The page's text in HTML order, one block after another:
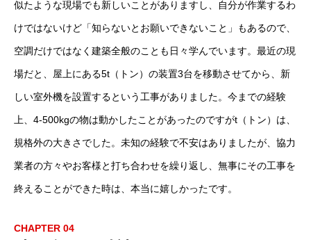
COMPANY
BUSINESS
似たような現場でも新しいことがありますし、自分が作業するわ
けではないけど「知らないとお願いできないこと」もあるので、
空調だけではなく建築全般のことも日々学んでいます。最近の現
場だと、屋上にある5t（トン）の装置3台を移動させてから、新
しい室外機を設置するという工事がありました。今までの経験
上、4-500kgの物は動かしたことがあったのですがt（トン）は、
規格外の大きさでした。未知の経験で不安はありましたが、協力
業者の方々やお客様と打ち合わせを繰り返し、無事にその工事を
終えることができた時は、本当に嬉しかったです。
CHAPTER 04